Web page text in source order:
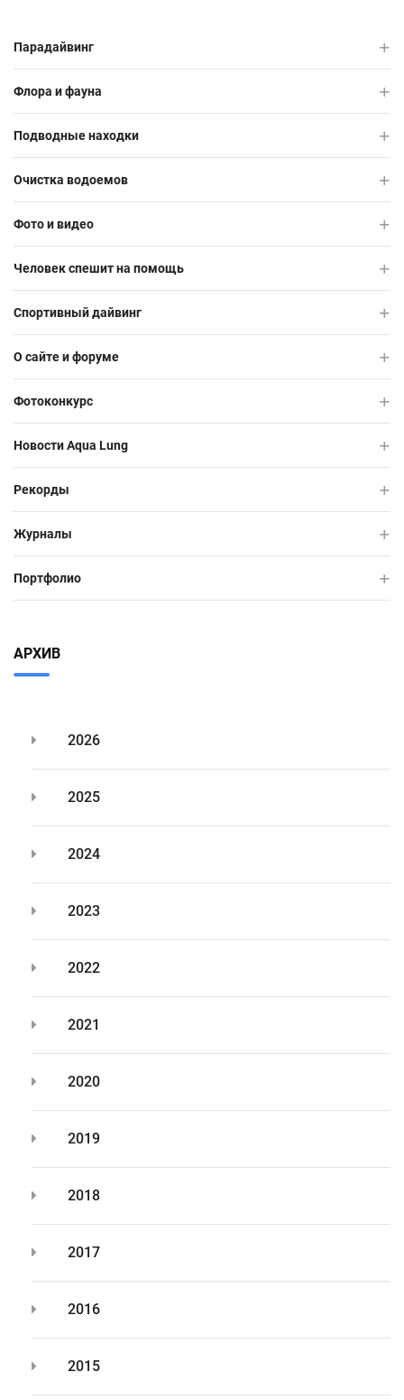
Парадайвинг
Флора и фауна
Подводные находки
Очистка водоемов
Фото и видео
Человек спешит на помощь
Спортивный дайвинг
О сайте и форуме
Фотоконкурс
Новости Aqua Lung
Рекорды
Журналы
Портфолио
АРХИВ
2026
2025
2024
2023
2022
2021
2020
2019
2018
2017
2016
2015